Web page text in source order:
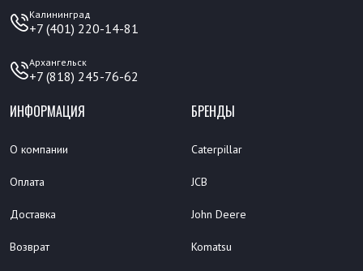
Калининград
+7 (401) 220-14-81
Архангельск
+7 (818) 245-76-62
ИНФОРМАЦИЯ
О компании
Оплата
Доставка
Возврат
БРЕНДЫ
Caterpillar
JCB
John Deere
Komatsu